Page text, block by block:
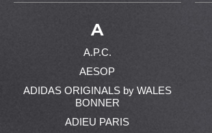
A
A.P.C.
AESOP
ADIDAS ORIGINALS by WALES
BONNER
ADIEU PARIS